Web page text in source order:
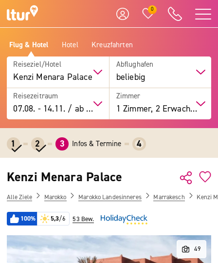
0
Flug & Hotel Hotel Kreuzfahrten
Reiseziel/Hotel
Kenzi Menara Palace
Abflughafen
beliebig
Reisezeitraum
07.08. -14.11. / ab 7 Tage
Zimmer
1 Zimmer, 2 Erwachsene
1 2 3 Infos & Termine 4
Kenzi Menara Palace
Alle Ziele Marokko Marokko Landesinneres Marrakesch Kenzi
100% 5,3/6 53 Bew.